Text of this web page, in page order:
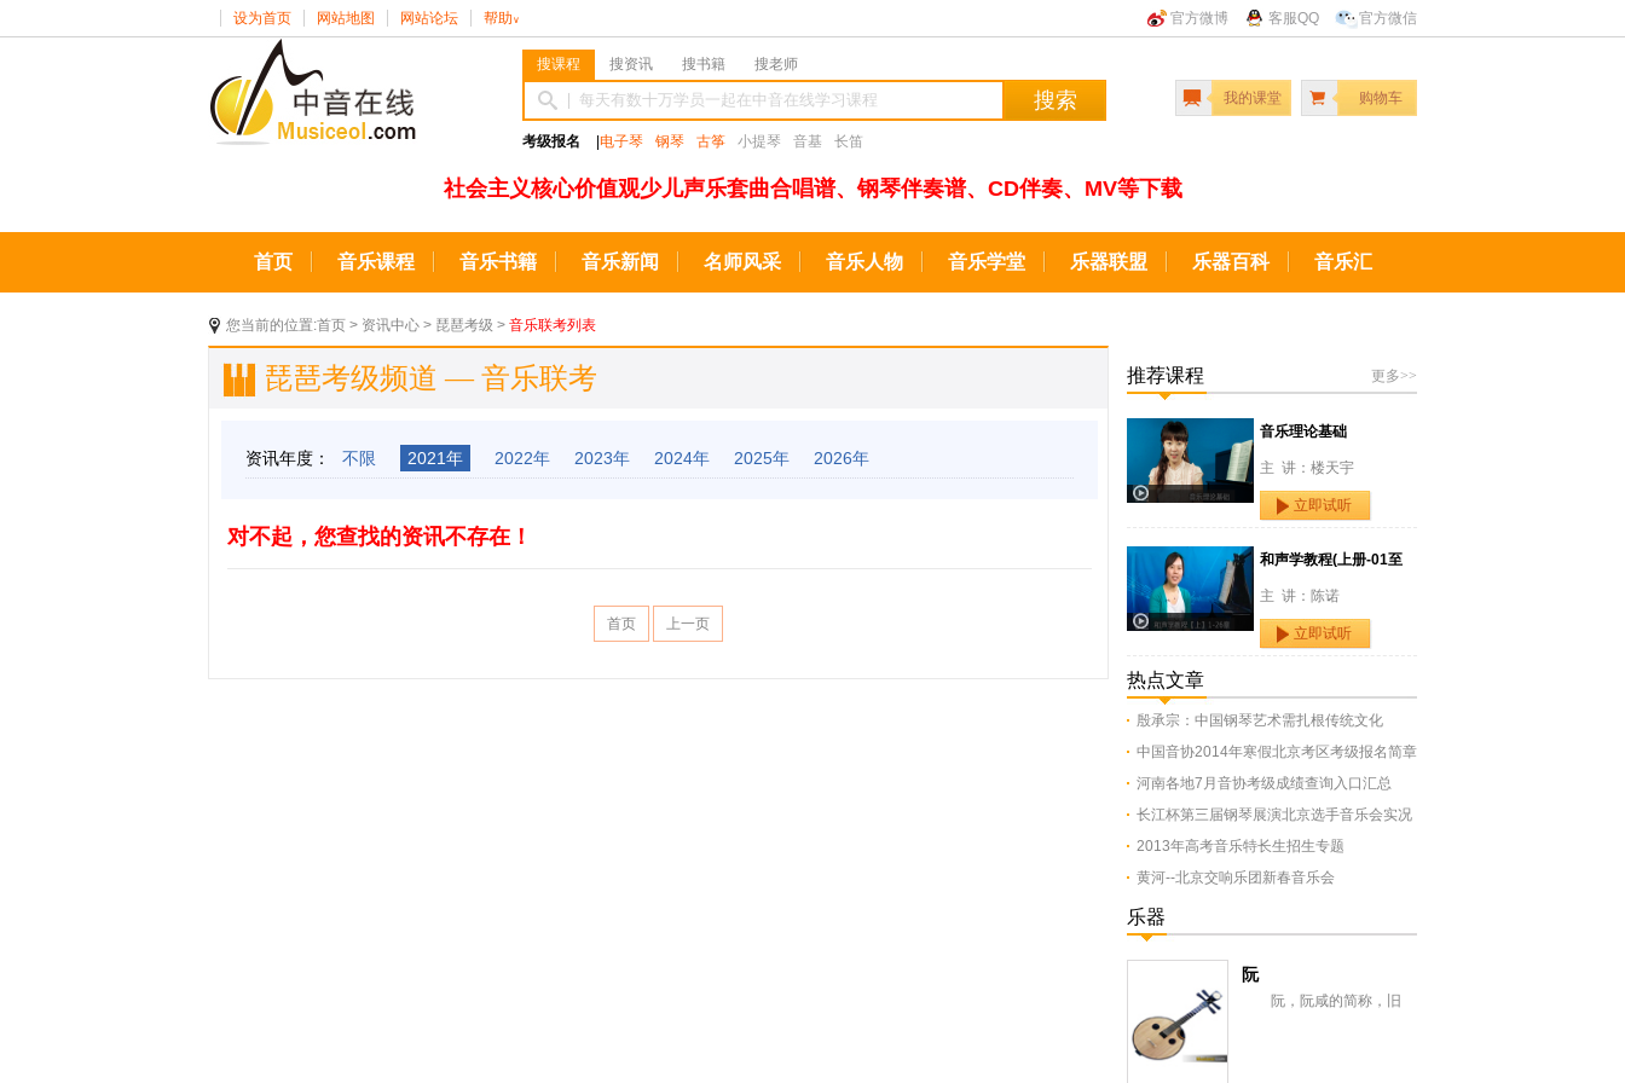
官方微博 客服QQ 官方微信
设为首页 网站地图 网站论坛 帮助 ∨
搜课程 搜资讯 搜书籍 搜老师
搜索
考级报名 电子琴 钢琴 古筝 小提琴 音基 长笛
我的课堂 购物车
社会主义核心价值观少儿声乐套曲合唱谱、钢琴伴奏谱、CD伴奏、MV等下载
首页 音乐课程 音乐书籍 音乐新闻 名师风采 音乐人物 音乐学堂 乐器联盟 乐器百科 音乐汇
您当前的位置:首页 > 资讯中心 > 琵琶考级 > 音乐联考列表
琵琶考级频道 — 音乐联考
资讯年度： 不限 2021年 2022年 2023年 2024年 2025年 2026年
对不起，您查找的资讯不存在！
首页 上一页
更多>>
推荐课程
音乐理论基础
主 讲：楼天宇
立即试听
和声学教程(上册-01至
主 讲：陈诺
立即试听
热点文章
殷承宗：中国钢琴艺术需扎根传统文化
中国音协2014年寒假北京考区考级报名简章
河南各地7月音协考级成绩查询入口汇总
长江杯第三届钢琴展演北京选手音乐会实况
2013年高考音乐特长生招生专题
黄河--北京交响乐团新春音乐会
乐器
阮
阮，阮咸的简称，旧